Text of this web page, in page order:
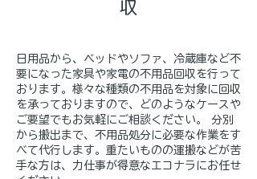
収
日用品から、ベッドやソファ、冷蔵庫など不
要になった家具や家電の不用品回収を行って
おります。様々な種類の不用品を対象に回収
を承っておりますので、どのようなケースや
ご要望でもお気軽にご相談ください。 分別
から搬出まで、不用品処分に必要な作業をす
べて代行します。重たいものの運搬などが苦
手な方は、力仕事が得意なエコナラにお任せ